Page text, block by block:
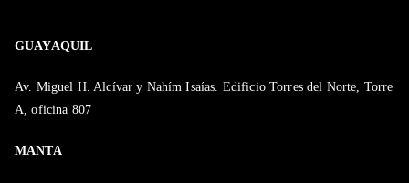
GUAYAQUIL
Av. Miguel H. Alcívar y Nahím Isaías. Edificio Torres del Norte, Torre
A, oficina 807
MANTA